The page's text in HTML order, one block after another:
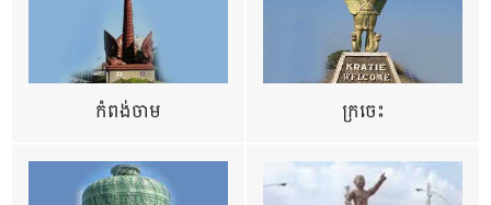
កំពង់ចាម ក្រចេះ